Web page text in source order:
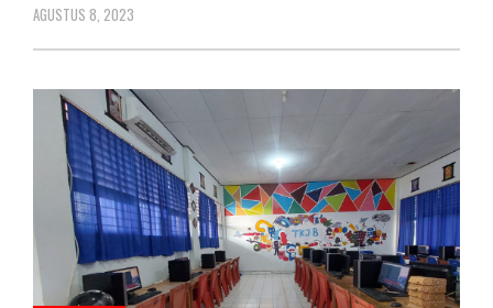
AGUSTUS 8, 2023